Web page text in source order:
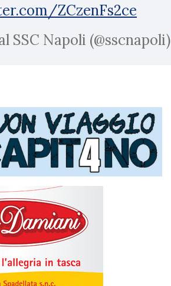
ZCzenFs2ce
SSC Napoli (@sscnapoli)